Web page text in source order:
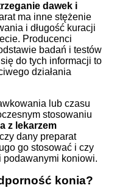
dawek i
ma inne stężenie
i długość kuracji
Producenci
badań i testów
do tych informacji to
działania
lub czasu
stosowaniu
z lekarzem
dany preparat
go stosować i czy
podawanymi koniowi.
konia?